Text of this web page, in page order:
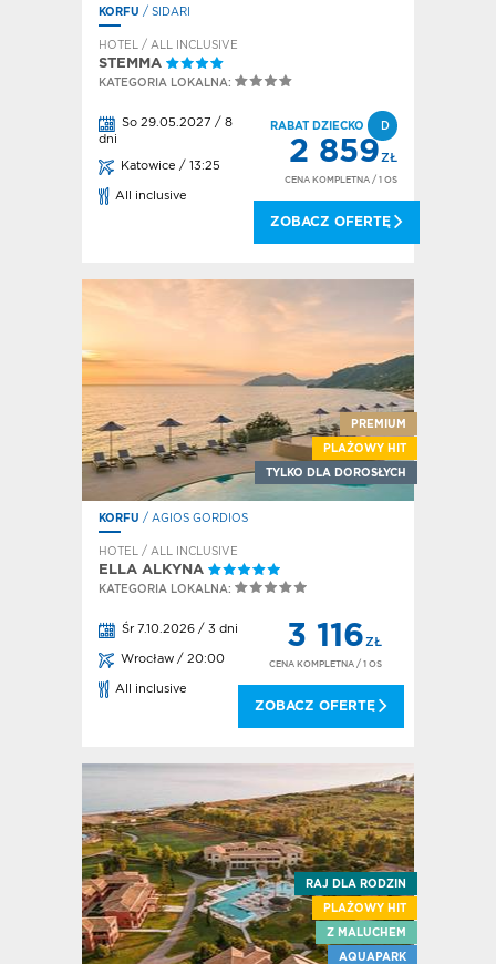
KORFU / SIDARI
HOTEL / ALL INCLUSIVE
STEMMA
KATEGORIA LOKALNA:
So 29.05.2027 / 8
dni
Katowice / 13:25
All inclusive
RABAT DZIECKO D
2 859ZŁ
CENA KOMPLETNA / 1 OS
ZOBACZ OFERTĘ
PREMIUM
PLAŻOWY HIT
TYLKO DLA DOROSŁYCH
KORFU / AGIOS GORDIOS
HOTEL / ALL INCLUSIVE
ELLA ALKYNA
KATEGORIA LOKALNA:
Śr 7.10.2026 / 3 dni
Wrocław / 20:00
All inclusive
3 116ZŁ
CENA KOMPLETNA / 1 OS
ZOBACZ OFERTĘ
RAJ DLA RODZIN
PLAŻOWY HIT
Z MALUCHEM
AQUAPARK